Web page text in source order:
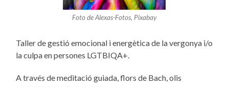
Foto de Alexas-Fotos, Pixabay
Taller de gestió emocional i energètica de la vergonya i/o
la culpa en persones LGTBIQA+.
A través de meditació guiada, flors de Bach, olis